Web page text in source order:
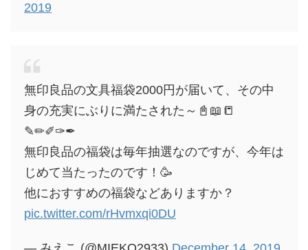
2019
無印良品の文具福袋2000円が届いて、その中
身の充実にぶりに満たされた～📓📖📒
✎✏✐✑✒
無印良品の福袋は毎年抽選なのですが、今年は
じめて当たったのです！🥳
他におすすめの福袋などありますか？
pic.twitter.com/rHvmxqi0DU